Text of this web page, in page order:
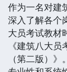
作为一名对建
深入了解各个
大员考试教材
《建筑八大
（第二版）